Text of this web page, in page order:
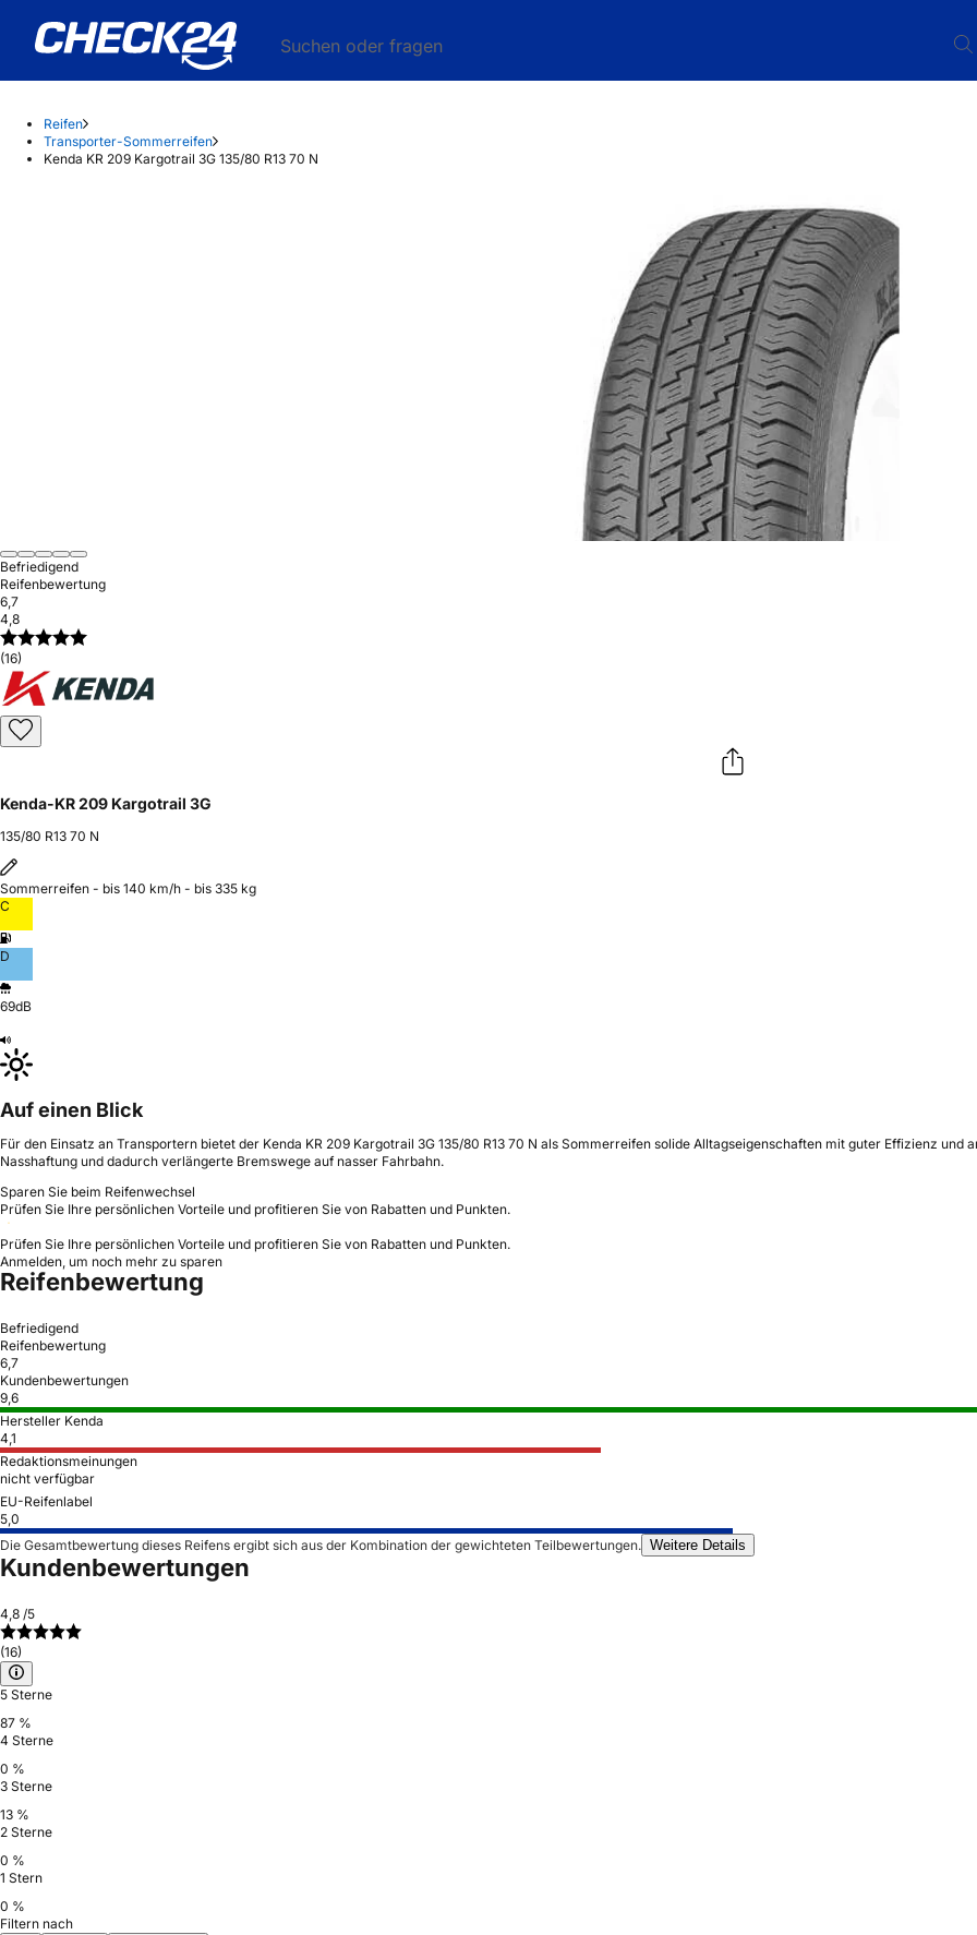
Suchen oder fragen
Reifen
Transporter-Sommerreifen
Kenda KR 209 Kargotrail 3G 135/80 R13 70 N
Befriedigend
Reifenbewertung
6,7
4,8
(16)
Kenda-KR 209 Kargotrail 3G
135/80 R13 70 N
Sommerreifen - bis 140 km/h - bis 335 kg
C
D
69dB
Auf einen Blick
Für den Einsatz an Transportern bietet der Kenda KR 209 Kargotrail 3G 135/80 R13 70 N als Sommerreifen solide Alltagseigenschaften mit guter Effizienz
Nasshaftung und dadurch verlängerte Bremswege auf nasser Fahrbahn.
Sparen Sie beim Reifenwechsel
Prüfen Sie Ihre persönlichen Vorteile und profitieren Sie von Rabatten und Punkten.
Prüfen Sie Ihre persönlichen Vorteile und profitieren Sie von Rabatten und Punkten.
Anmelden, um noch mehr zu sparen
Reifenbewertung
Befriedigend
Reifenbewertung
6,7
Kundenbewertungen
9,6
Hersteller Kenda
4,1
Redaktionsmeinungen
nicht verfügbar
EU-Reifenlabel
5,0
Die Gesamtbewertung dieses Reifens ergibt sich aus der Kombination der gewichteten Teilbewertungen. Weitere Details
Kundenbewertungen
4,8 /5
(16)
5 Sterne
87 %
4 Sterne
0 %
3 Sterne
13 %
2 Sterne
0 %
1 Stern
0 %
Filtern nach